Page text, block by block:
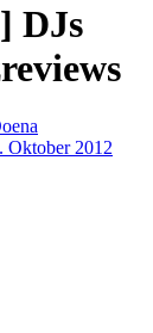
DJs
Oktober 2012